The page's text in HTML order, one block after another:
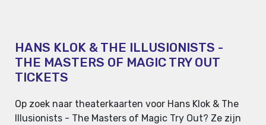
HANS KLOK & THE ILLUSIONISTS -
THE MASTERS OF MAGIC TRY OUT
TICKETS
Op zoek naar theaterkaarten voor Hans Klok & The
Illusionists - The Masters of Magic Try Out? Ze zijn